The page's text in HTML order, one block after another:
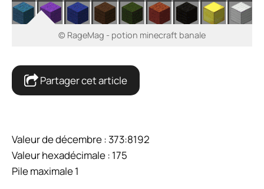
© RageMag - potion minecraft banale
Partager cet article
Valeur de décembre : 373:8192
Valeur hexadécimale : 175
Pile maximale 1